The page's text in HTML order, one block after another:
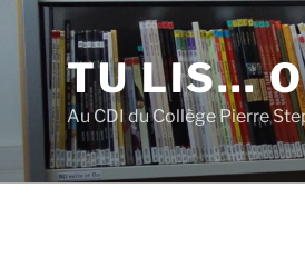
TU LIS…
Au CDI du Collège Pierre